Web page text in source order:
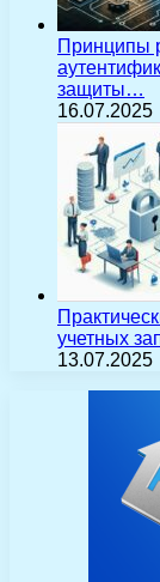
Принципы
защиты…
16.07.2025
учетных
13.07.2025